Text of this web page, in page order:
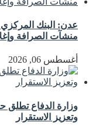
عدن: البنك
منشآت الصرافة
أغسطس 06, 2026
وزارة الدفاع تطلق
وتعزيز الاستقرار